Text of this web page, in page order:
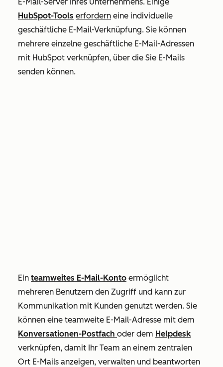
HubSpot-Tools erfordern eine individuelle
geschäftliche E-Mail-Verknüpfung. Sie können
mehrere einzelne geschäftliche E-Mail-Adressen
mit HubSpot verknüpfen, über die Sie E-Mails
senden können.
Ein teamweites E-Mail-Konto ermöglicht
mehreren Benutzern den Zugriff und kann zur
Kommunikation mit Kunden genutzt werden. Sie
können eine teamweite E-Mail-Adresse mit dem
Konversationen-Postfach oder dem Helpdesk
verknüpfen, damit Ihr Team an einem zentralen
Ort E-Mails anzeigen, verwalten und beantworten